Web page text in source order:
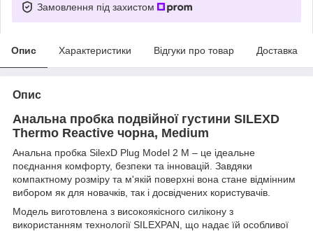
Замовлення під захистом
Опис Характеристики Відгуки про товар Доставка
Опис
Анальна пробка подвійної густини SILEXD
Thermo Reactive чорна, Medium
Анальна пробка SilexD Plug Model 2 M – це ідеальне
поєднання комфорту, безпеки та інновацій. Завдяки
компактному розміру та м'якій поверхні вона стане відмінним
вибором як для новачків, так і досвідчених користувачів.
Модель виготовлена з високоякісного силікону з
використанням технології SILEXPAN, що надає їй особливої